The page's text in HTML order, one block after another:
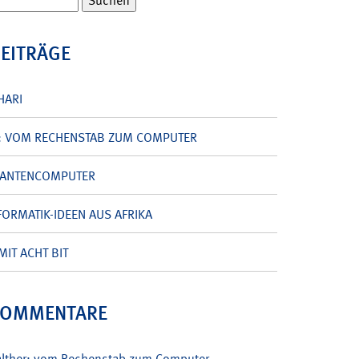
VOM RECHENSTAB ZUM COMPUTER
IDEEN AUS AFRIKA
ACHT BIT